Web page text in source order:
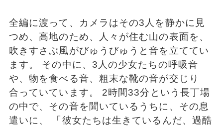
全編に渡って、カメラはその3人を静かに見
つめ、高地のため、人々が住む山の表面を、
吹きすさぶ風がびゅうびゅうと音を立ててい
ます。 その中に、3人の少女たちの呼吸音
や、物を食べる音、粗末な靴の音が交じり
合っていています。 2時間33分という長丁場
の中で、その音を聞いているうちに、その息
遣いに、 「彼女たちは生きているんだ、過酷